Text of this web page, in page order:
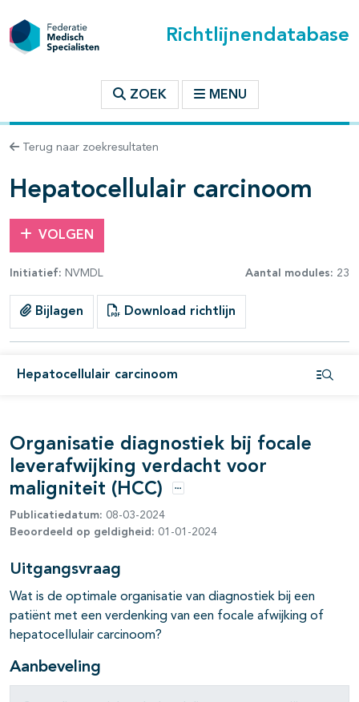
Richtlijnendatabase
ZOEK MENU
Terug naar zoekresultaten
Hepatocellulair carcinoom
VOLGEN
Initiatief: NVMDL Aantal modules: 23
Bijlagen Download richtlijn
Hepatocellulair carcinoom
binnen deze richtlijn
open- en dichtklappen
open- en dichtklappen
open- en dichtklappen
open- en dichtklappen
open- en dichtklappen
Organisatie diagnostiek bij focale
leverafwijking verdacht voor
maligniteit (HCC)
Opties
Publicatiedatum: 08-03-2024
Beoordeeld op geldigheid: 01-01-2024
Uitgangsvraag
Wat is de optimale organisatie van diagnostiek bij een
patiënt met een verdenking van een focale afwijking of
hepatocellulair carcinoom?
Aanbeveling